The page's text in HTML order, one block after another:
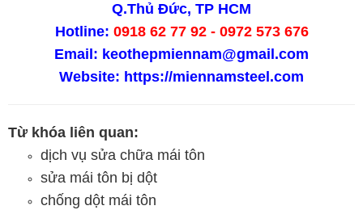
Q.Thủ Đức, TP HCM
Hotline: 0918 62 77 92 - 0972 573 676
Email: keothepmiennam@gmail.com
Website: https://miennamsteel.com
Từ khóa liên quan:
dịch vụ sửa chữa mái tôn
sửa mái tôn bị dột
chống dột mái tôn